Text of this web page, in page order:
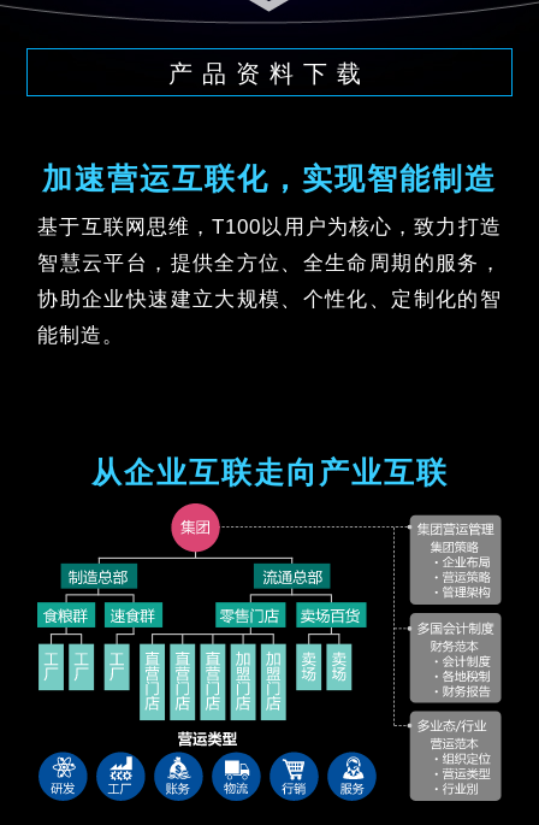
产品资料下载
加速营运互联化，实现智能制造
基于互联网思维，T100以用户为核心，致力打造
智慧云平台，提供全方位、全生命周期的服务，
协助企业快速建立大规模、个性化、定制化的智
能制造。
从企业互联走向产业互联